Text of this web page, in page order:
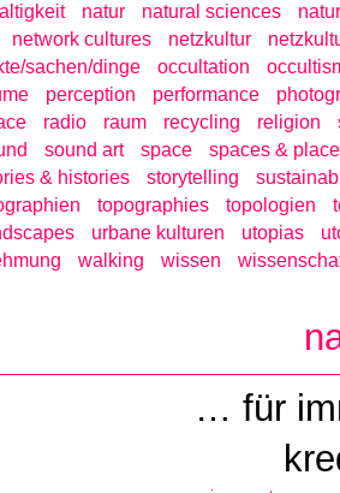
natur natural sciences
network cultures
netzkultur
sachen/dinge
occultation
perception performance
radio raum recycling religion
sound art space
spaces &
& histories
storytelling
topographies topologien
urbane kulturen utopias
walking wissen
… für